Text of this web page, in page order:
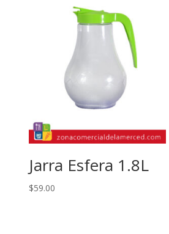
Jarra Esfera 1.8L
$59.00